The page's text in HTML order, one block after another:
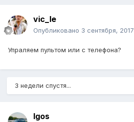
vic_le
Опубликовано 3 сентября, 2017
Упраляем пультом или с телефона?
3 недели спустя...
Igos